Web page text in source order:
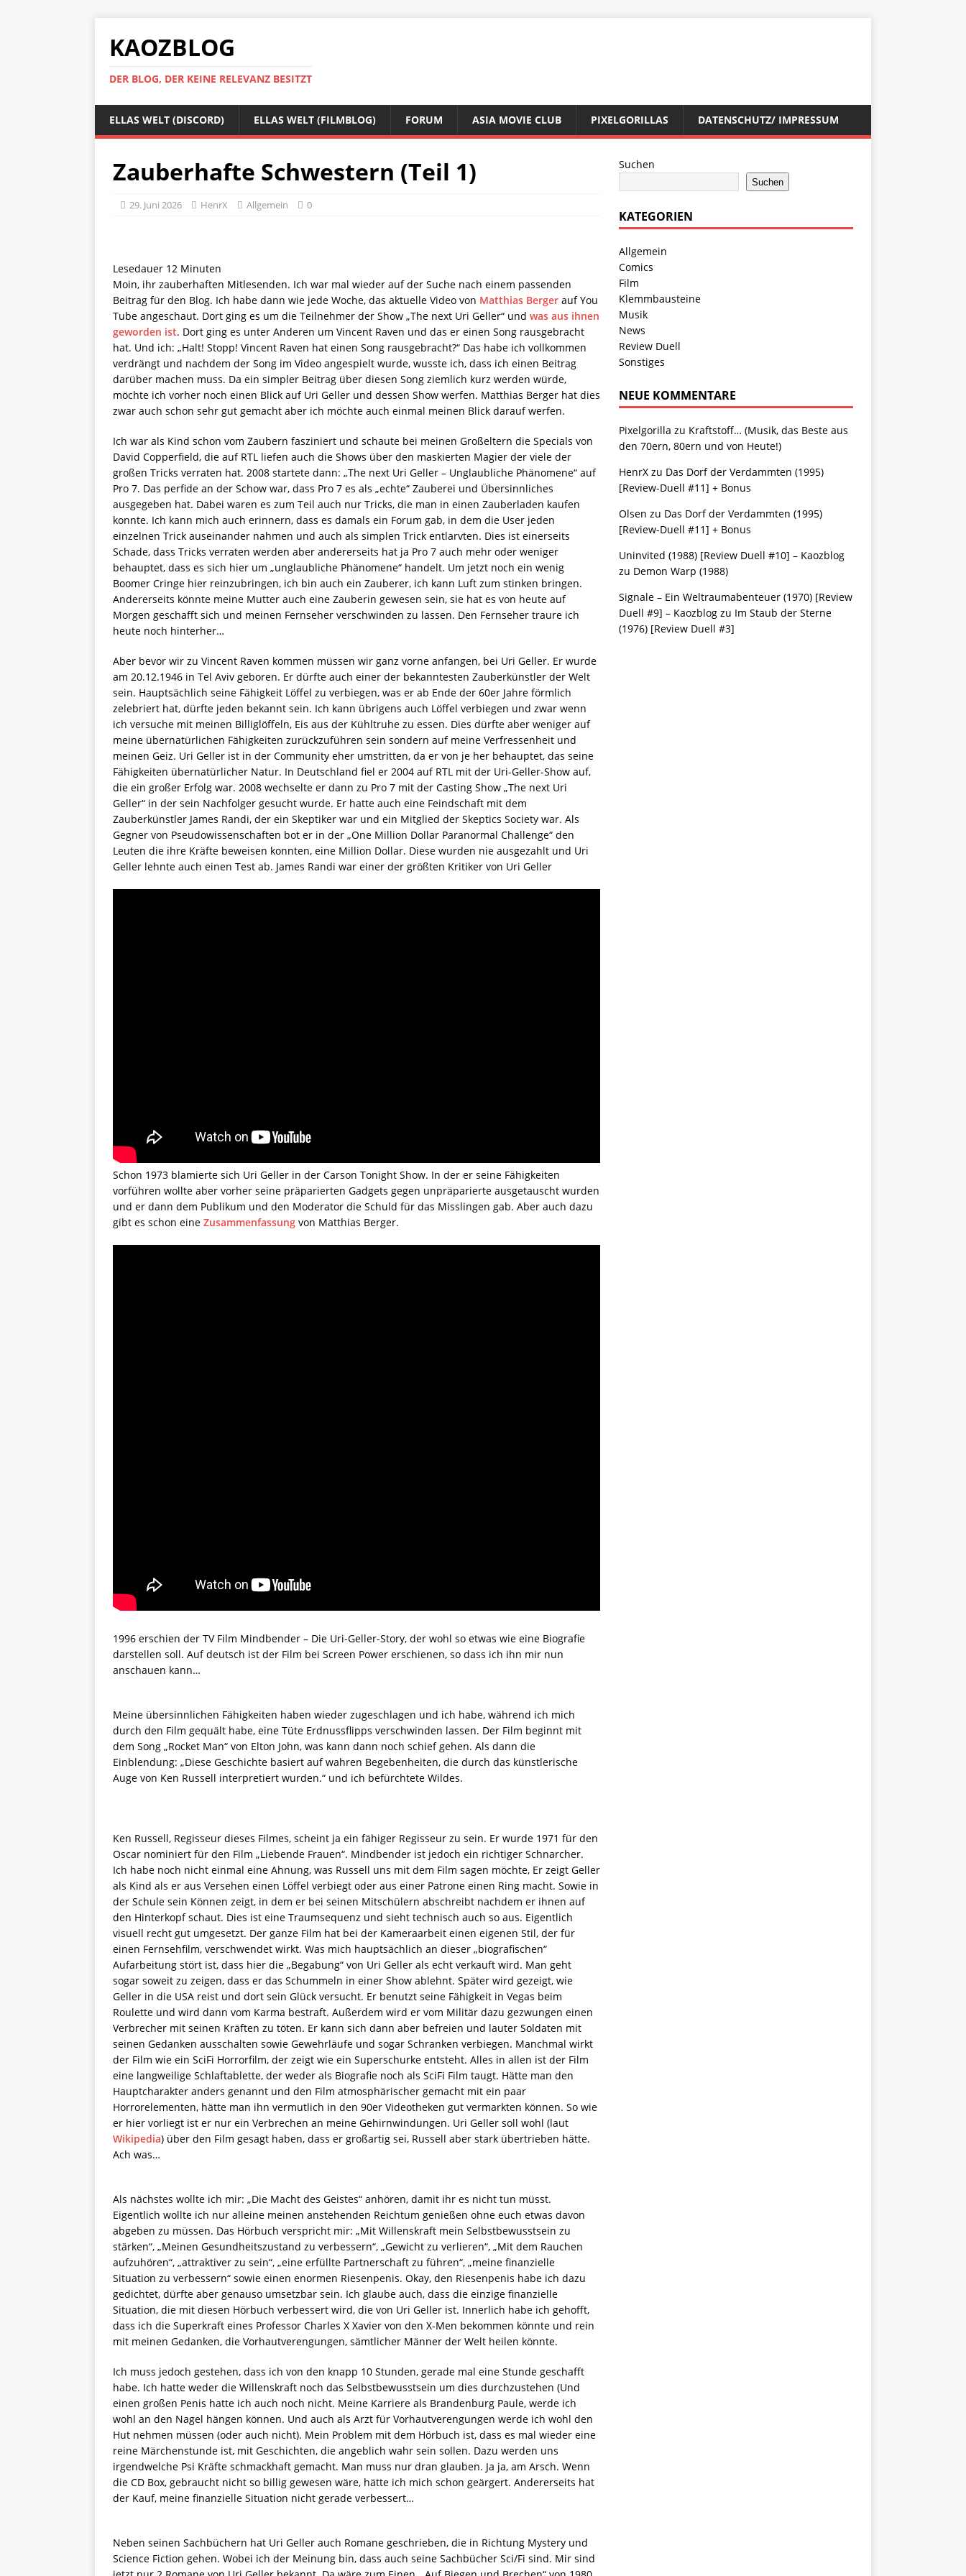
KAOZBLOG
DER BLOG, DER KEINE RELEVANZ BESITZT
ELLAS WELT (DISCORD) ELLAS WELT (FILMBLOG) FORUM ASIA MOVIE CLUB PIXELGORILLAS DATENSCHUTZ/ IMPRESSUM
Zauberhafte Schwestern (Teil 1)
29. Juni 2026 HenrX Allgemein 0
Lesedauer 12 Minuten
Moin, ihr zauberhaften Mitlesenden. Ich war mal wieder auf der Suche nach einem passenden
Beitrag für den Blog. Ich habe dann wie jede Woche, das aktuelle Video von Matthias Berger auf You
Tube angeschaut. Dort ging es um die Teilnehmer der Show „The next Uri Geller“ und was aus ihnen
geworden ist. Dort ging es unter Anderen um Vincent Raven und das er einen Song rausgebracht
hat. Und ich: „Halt! Stopp! Vincent Raven hat einen Song rausgebracht?“ Das habe ich vollkommen
verdrängt und nachdem der Song im Video angespielt wurde, wusste ich, dass ich einen Beitrag
darüber machen muss. Da ein simpler Beitrag über diesen Song ziemlich kurz werden würde,
möchte ich vorher noch einen Blick auf Uri Geller und dessen Show werfen. Matthias Berger hat dies
zwar auch schon sehr gut gemacht aber ich möchte auch einmal meinen Blick darauf werfen.
Ich war als Kind schon vom Zaubern fasziniert und schaute bei meinen Großeltern die Specials von
David Copperfield, die auf RTL liefen auch die Shows über den maskierten Magier der viele der
großen Tricks verraten hat. 2008 startete dann: „The next Uri Geller – Unglaubliche Phänomene“ auf
Pro 7. Das perfide an der Schow war, dass Pro 7 es als „echte“ Zauberei und Übersinnliches
ausgegeben hat. Dabei waren es zum Teil auch nur Tricks, die man in einen Zauberladen kaufen
konnte. Ich kann mich auch erinnern, dass es damals ein Forum gab, in dem die User jeden
einzelnen Trick auseinander nahmen und auch als simplen Trick entlarvten. Dies ist einerseits
Schade, dass Tricks verraten werden aber andererseits hat ja Pro 7 auch mehr oder weniger
behauptet, dass es sich hier um „unglaubliche Phänomene“ handelt. Um jetzt noch ein wenig
Boomer Cringe hier reinzubringen, ich bin auch ein Zauberer, ich kann Luft zum stinken bringen.
Andererseits könnte meine Mutter auch eine Zauberin gewesen sein, sie hat es von heute auf
Morgen geschafft sich und meinen Fernseher verschwinden zu lassen. Den Fernseher traure ich
heute noch hinterher…
Aber bevor wir zu Vincent Raven kommen müssen wir ganz vorne anfangen, bei Uri Geller. Er wurde
am 20.12.1946 in Tel Aviv geboren. Er dürfte auch einer der bekanntesten Zauberkünstler der Welt
sein. Hauptsächlich seine Fähigkeit Löffel zu verbiegen, was er ab Ende der 60er Jahre förmlich
zelebriert hat, dürfte jeden bekannt sein. Ich kann übrigens auch Löffel verbiegen und zwar wenn
ich versuche mit meinen Billiglöffeln, Eis aus der Kühltruhe zu essen. Dies dürfte aber weniger auf
meine übernatürlichen Fähigkeiten zurückzuführen sein sondern auf meine Verfressenheit und
meinen Geiz. Uri Geller ist in der Community eher umstritten, da er von je her behauptet, das seine
Fähigkeiten übernatürlicher Natur. In Deutschland fiel er 2004 auf RTL mit der Uri-Geller-Show auf,
die ein großer Erfolg war. 2008 wechselte er dann zu Pro 7 mit der Casting Show „The next Uri
Geller“ in der sein Nachfolger gesucht wurde. Er hatte auch eine Feindschaft mit dem
Zauberkünstler James Randi, der ein Skeptiker war und ein Mitglied der Skeptics Society war. Als
Gegner von Pseudowissenschaften bot er in der „One Million Dollar Paranormal Challenge“ den
Leuten die ihre Kräfte beweisen konnten, eine Million Dollar. Diese wurden nie ausgezahlt und Uri
Geller lehnte auch einen Test ab. James Randi war einer der größten Kritiker von Uri Geller
Schon 1973 blamierte sich Uri Geller in der Carson Tonight Show. In der er seine Fähigkeiten
vorführen wollte aber vorher seine präparierten Gadgets gegen unpräparierte ausgetauscht wurden
und er dann dem Publikum und den Moderator die Schuld für das Misslingen gab. Aber auch dazu
gibt es schon eine Zusammenfassung von Matthias Berger.
1996 erschien der TV Film Mindbender – Die Uri-Geller-Story, der wohl so etwas wie eine Biografie
darstellen soll. Auf deutsch ist der Film bei Screen Power erschienen, so dass ich ihn mir nun
anschauen kann…
Meine übersinnlichen Fähigkeiten haben wieder zugeschlagen und ich habe, während ich mich
durch den Film gequält habe, eine Tüte Erdnussflipps verschwinden lassen. Der Film beginnt mit
dem Song „Rocket Man“ von Elton John, was kann dann noch schief gehen. Als dann die
Einblendung: „Diese Geschichte basiert auf wahren Begebenheiten, die durch das künstlerische
Auge von Ken Russell interpretiert wurden.“ und ich befürchtete Wildes.
Ken Russell, Regisseur dieses Filmes, scheint ja ein fähiger Regisseur zu sein. Er wurde 1971 für den
Oscar nominiert für den Film „Liebende Frauen“. Mindbender ist jedoch ein richtiger Schnarcher.
Ich habe noch nicht einmal eine Ahnung, was Russell uns mit dem Film sagen möchte, Er zeigt Geller
als Kind als er aus Versehen einen Löffel verbiegt oder aus einer Patrone einen Ring macht. Sowie in
der Schule sein Können zeigt, in dem er bei seinen Mitschülern abschreibt nachdem er ihnen auf
den Hinterkopf schaut. Dies ist eine Traumsequenz und sieht technisch auch so aus. Eigentlich
visuell recht gut umgesetzt. Der ganze Film hat bei der Kameraarbeit einen eigenen Stil, der für
einen Fernsehfilm, verschwendet wirkt. Was mich hauptsächlich an dieser „biografischen“
Aufarbeitung stört ist, dass hier die „Begabung“ von Uri Geller als echt verkauft wird. Man geht
sogar soweit zu zeigen, dass er das Schummeln in einer Show ablehnt. Später wird gezeigt, wie
Geller in die USA reist und dort sein Glück versucht. Er benutzt seine Fähigkeit in Vegas beim
Roulette und wird dann vom Karma bestraft. Außerdem wird er vom Militär dazu gezwungen einen
Verbrecher mit seinen Kräften zu töten. Er kann sich dann aber befreien und lauter Soldaten mit
seinen Gedanken ausschalten sowie Gewehrläufe und sogar Schranken verbiegen. Manchmal wirkt
der Film wie ein SciFi Horrorfilm, der zeigt wie ein Superschurke entsteht. Alles in allen ist der Film
eine langweilige Schlaftablette, der weder als Biografie noch als SciFi Film taugt. Hätte man den
Hauptcharakter anders genannt und den Film atmosphärischer gemacht mit ein paar
Horrorelementen, hätte man ihn vermutlich in den 90er Videotheken gut vermarkten können. So wie
er hier vorliegt ist er nur ein Verbrechen an meine Gehirnwindungen. Uri Geller soll wohl (laut
Wikipedia) über den Film gesagt haben, dass er großartig sei, Russell aber stark übertrieben hätte.
Ach was…
Als nächstes wollte ich mir: „Die Macht des Geistes“ anhören, damit ihr es nicht tun müsst.
Eigentlich wollte ich nur alleine meinen anstehenden Reichtum genießen ohne euch etwas davon
abgeben zu müssen. Das Hörbuch verspricht mir: „Mit Willenskraft mein Selbstbewusstsein zu
stärken“, „Meinen Gesundheitszustand zu verbessern“, „Gewicht zu verlieren“, „Mit dem Rauchen
aufzuhören“, „attraktiver zu sein“, „eine erfüllte Partnerschaft zu führen“, „meine finanzielle
Situation zu verbessern“ sowie einen enormen Riesenpenis. Okay, den Riesenpenis habe ich dazu
gedichtet, dürfte aber genauso umsetzbar sein. Ich glaube auch, dass die einzige finanzielle
Situation, die mit diesen Hörbuch verbessert wird, die von Uri Geller ist. Innerlich habe ich gehofft,
dass ich die Superkraft eines Professor Charles X Xavier von den X-Men bekommen könnte und rein
mit meinen Gedanken, die Vorhautverengungen, sämtlicher Männer der Welt heilen könnte.
Ich muss jedoch gestehen, dass ich von den knapp 10 Stunden, gerade mal eine Stunde geschafft
habe. Ich hatte weder die Willenskraft noch das Selbstbewusstsein um dies durchzustehen (Und
einen großen Penis hatte ich auch noch nicht. Meine Karriere als Brandenburg Paule, werde ich
wohl an den Nagel hängen können. Und auch als Arzt für Vorhautverengungen werde ich wohl den
Hut nehmen müssen (oder auch nicht). Mein Problem mit dem Hörbuch ist, dass es mal wieder eine
reine Märchenstunde ist, mit Geschichten, die angeblich wahr sein sollen. Dazu werden uns
irgendwelche Psi Kräfte schmackhaft gemacht. Man muss nur dran glauben. Ja ja, am Arsch. Wenn
die CD Box, gebraucht nicht so billig gewesen wäre, hätte ich mich schon geärgert. Andererseits hat
der Kauf, meine finanzielle Situation nicht gerade verbessert…
Neben seinen Sachbüchern hat Uri Geller auch Romane geschrieben, die in Richtung Mystery und
Science Fiction gehen. Wobei ich der Meinung bin, dass auch seine Sachbücher Sci/Fi sind. Mir sind
Suchen
Suchen
KATEGORIEN
Allgemein
Comics
Film
Klemmbausteine
Musik
News
Review Duell
Sonstiges
NEUE KOMMENTARE
Pixelgorilla zu Kraftstoff… (Musik, das Beste aus
den 70ern, 80ern und von Heute!)
HenrXzu Das Dorf der Verdammten (1995)
[Review-Duell #11] + Bonus
Olsen zu Das Dorf der Verdammten (1995)
[Review-Duell #11] + Bonus
Uninvited (1988) [Review Duell #10] – Kaozblog
zu Demon Warp (1988)
Signale – Ein Weltraumabenteuer (1970) [Review
Duell #9] – Kaozblogzu Im Staub der Sterne
(1976) [Review Duell #3]